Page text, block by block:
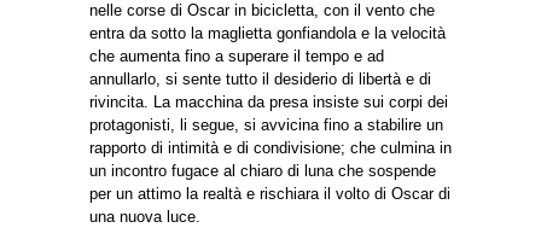
nelle corse di Oscar in bicicletta, con il vento che
entra da sotto la maglietta gonfiandola e la velocità
che aumenta fino a superare il tempo e ad
annullarlo, si sente tutto il desiderio di libertà e di
rivincita. La macchina da presa insiste sui corpi dei
protagonisti, li segue, si avvicina fino a stabilire un
rapporto di intimità e di condivisione; che culmina in
un incontro fugace al chiaro di luna che sospende
per un attimo la realtà e rischiara il volto di Oscar di
una nuova luce.